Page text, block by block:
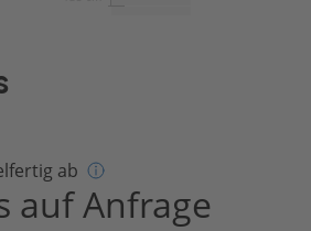
ab
auf Anfrage